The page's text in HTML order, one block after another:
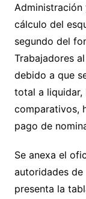
Administración
cálculo del
segundo del
Trabajadores
debido a que
total a liquidar,
comparativos,
pago de
Se anexa el
autoridades de
presenta la